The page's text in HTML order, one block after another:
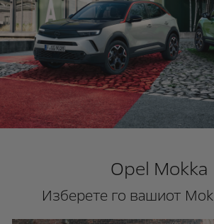
Opel Mokka
Изберете го вашиот